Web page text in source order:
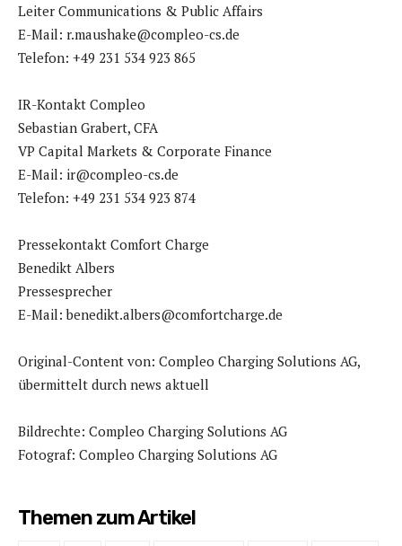
Leiter Communications & Public Affairs
E-Mail: r.maushake@compleo-cs.de
Telefon: +49 231 534 923 865
IR-Kontakt Compleo
Sebastian Grabert, CFA
VP Capital Markets & Corporate Finance
E-Mail: ir@compleo-cs.de
Telefon: +49 231 534 923 874
Pressekontakt Comfort Charge
Benedikt Albers
Pressesprecher
E-Mail: benedikt.albers@comfortcharge.de
Original-Content von: Compleo Charging Solutions AG,
übermittelt durch news aktuell
Bildrechte: Compleo Charging Solutions AG
Fotograf: Compleo Charging Solutions AG
Themen zum Artikel